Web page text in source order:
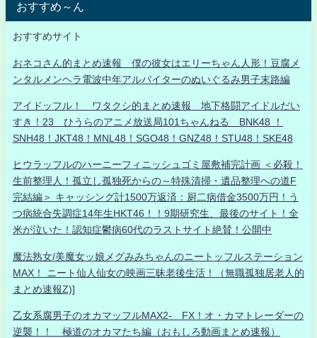
おすすめ～ん
おすすめサイト
おネコさん的まとめ速報 僕の彼女はエリーちゃん人形！豆腐メ
ンタルメンヘラ電波中年アルバイターのぬいぐるみ男子末路編
アイドッフル！ ワタクシ的まとめ速報 地下格闘アイドルだい
すき！23 ひうらのアニメ放送局101ちゃんねる BNK48 ！
SNH48！JKT48！MNL48！SGO48！GNZ48！STU48！SKE48
ヒウラッフルのハーニーフィニッシュゴミ屋敷補完計画 ＜必殺！
生前整理人！孤立し孤独死からの～特殊清掃・遺品整理への道F
完結編＞ キャッシング計1500万返済：厨二病借金3500万円！う
つ病統合失調症14年生HKT46！！9期研究生、最後のサイト！全
米が泣いた！認知症鬱病60代のラストサイト絶賛！公開中
魔法熟女/美魔女ッ娘メグみみちゃんのニートッフルステーション
MAX！ ニート仙人仙女の映画三昧老後生活！（無職孤独居老人的
まとめ速報Z)]
乙女系腐男子のオカマッフルMAX2- FX！オ・カマトレーダーの
逆襲！！ 極道のオカマたち編（おもしろ動画まとめ速報）